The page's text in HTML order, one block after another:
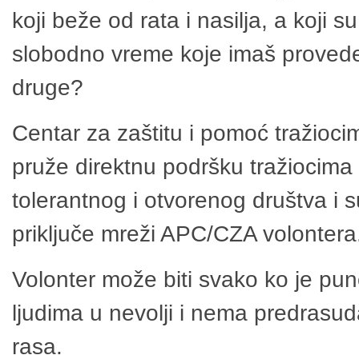
koji beže od rata i nasilja, a koji
slobodno vreme koje imaš
druge?
Centar za zaštitu i pomoć
pruže direktnu podršku
tolerantnog i otvorenog društva i
priključe mreži APC/CZA
Volonter može biti svako ko je
ljudima u nevolji i nema
rasa.